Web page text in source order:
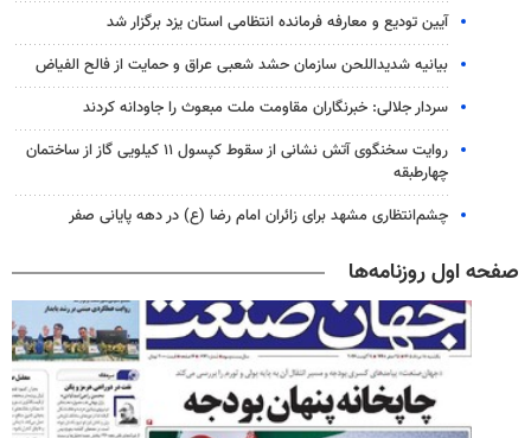
آیین تودیع و معارفه فرمانده انتظامی استان یزد برگزار شد
بیانیه شدیداللحن سازمان حشد شعبی عراق و حمایت از فالح الفیاض
سردار جلالی: خبرنگاران مقاومت ملت مبعوث را جاودانه کردند
روایت سخنگوی آتش نشانی از سقوط کپسول ۱۱ کیلویی گاز از ساختمان
چهارطبقه
چشم‌انتظاری مشهد برای زائران امام رضا (ع) در دهه پایانی صفر
صفحه اول روزنامه‌ها